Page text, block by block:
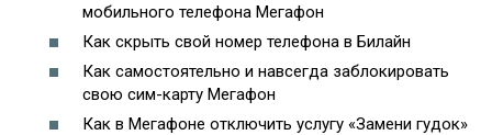
мобильного телефона Мегафон
Как скрыть свой номер телефона в Билайн
Как самостоятельно и навсегда заблокировать
свою сим-карту Мегафон
Как в Мегафоне отключить услугу «Замени гудок»